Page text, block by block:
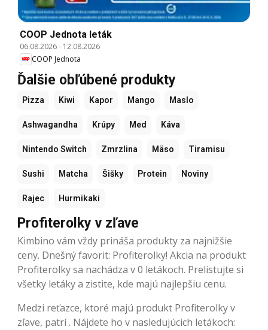
COOP Jednota leták
06.08.2026- 12.08.2026
COOP Jednota
Ďalšie obľúbené produkty
Pizza Kiwi Kapor Mango Maslo
Ashwagandha Krúpy Med Káva
Nintendo Switch Zmrzlina Mäso Tiramisu
Sushi Matcha Šišky Protein Noviny
Rajec Hurmikaki
Profiterolky v zľave
Kimbino vám vždy prináša produkty za najnižšie
ceny. Dnešný favorit: Profiterolky! Akcia na produkt
Profiterolky sa nachádza v 0 letákoch. Prelistujte si
všetky letáky a zistite, kde majú najlepšiu cenu.
Medzi reťazce, ktoré majú produkt Profiterolky v
zľave, patrí . Nájdete ho v nasledujúcich letákoch: